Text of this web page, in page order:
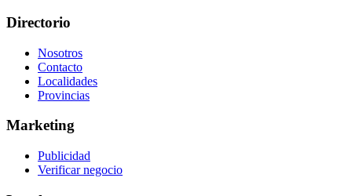
Directorio
Nosotros
Contacto
Localidades
Provincias
Marketing
Publicidad
Verificar negocio